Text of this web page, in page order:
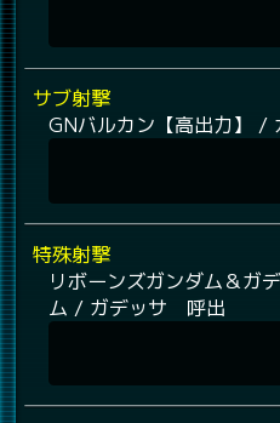
サブ射撃
GNバルカン【高出力】
特殊射撃
リボーンズガンダム＆ガ
ム / ガデッサ 呼出